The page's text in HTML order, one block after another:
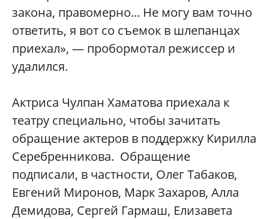
закона, правомерно... Не могу вам точно
ответить, я вот со съемок в шлепанцах
приехал», — пробормотал режиссер и
удалился.
Актриса Чулпан Хаматова приехала к
театру специально, чтобы зачитать
обращение актеров в поддержку Кирилла
Серебренникова. Обращение
подписали, в частности, Олег Табаков,
Евгений Миронов, Марк Захаров, Алла
Демидова, Сергей Гармаш, Елизавета